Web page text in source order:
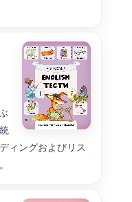
ィングおよびリス